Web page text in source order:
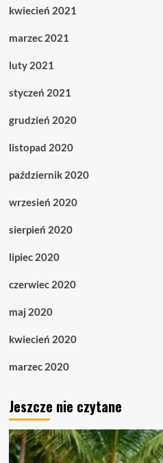
kwiecień 2021
marzec 2021
luty 2021
styczeń 2021
grudzień 2020
listopad 2020
październik 2020
wrzesień 2020
sierpień 2020
lipiec 2020
czerwiec 2020
maj 2020
kwiecień 2020
marzec 2020
Jeszcze nie czytane